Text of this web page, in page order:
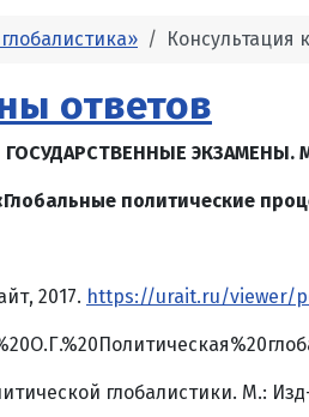
Консультация
ответов
ГОСУДАРСТВЕННЫЕ ЭКЗАМЕНЫ.
политические
2017. https://urait.ru/viewer/
глобалистики. М.: